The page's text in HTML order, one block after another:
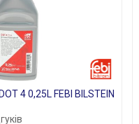
4 0,25L FEBI BILSTEIN